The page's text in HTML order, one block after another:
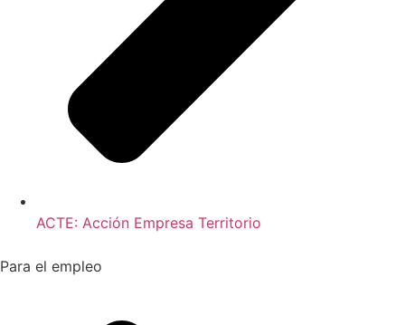
ACTE: Acción Empresa Territorio
Para el empleo